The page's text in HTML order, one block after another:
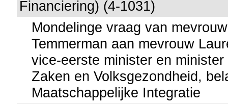
Financiering) (4-1031)
Mondelinge vraag van
Temmerman aan mevrouw
vice-eerste minister en
Zaken en Volksgezondheid,
Maatschappelijke Integratie